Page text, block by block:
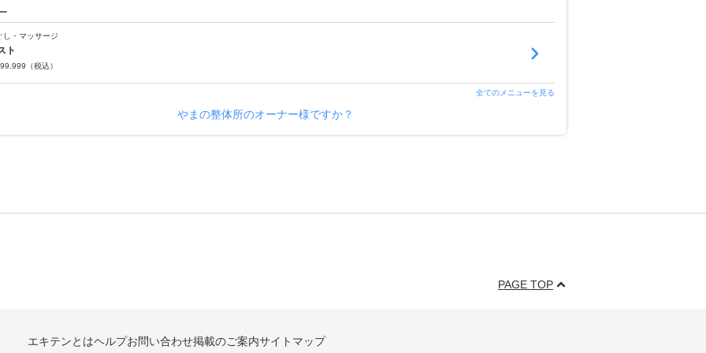
し・マッサージ
ト
（税込）
全てのメニューを見る
やまの整体所のオーナー様ですか？
PAGE TOP
エキテンとはヘルプお問い合わせ掲載のご案内サイトマップ